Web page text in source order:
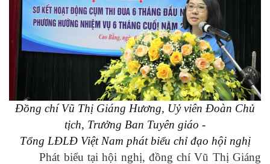
Đồng chí Vũ Thị Giáng Hương, Uỷ viên Đoàn Chủ
tịch, Trưởng Ban Tuyên giáo -
Tổng LĐLĐ Việt Nam phát biểu chỉ đạo hội nghị
Phát biểu tại hội nghị, đồng chí Vũ Thị Giáng